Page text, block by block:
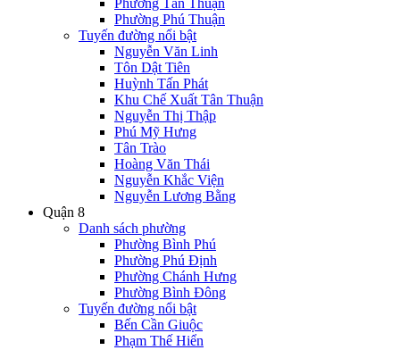
Phường Tân Thuận
Phường Phú Thuận
Tuyến đường nổi bật
Nguyễn Văn Linh
Tôn Dật Tiên
Huỳnh Tấn Phát
Khu Chế Xuất Tân Thuận
Nguyễn Thị Thập
Phú Mỹ Hưng
Tân Trào
Hoàng Văn Thái
Nguyễn Khắc Viện
Nguyễn Lương Bằng
Quận 8
Danh sách phường
Phường Bình Phú
Phường Phú Định
Phường Chánh Hưng
Phường Bình Đông
Tuyến đường nổi bật
Bến Cần Giuộc
Phạm Thế Hiển